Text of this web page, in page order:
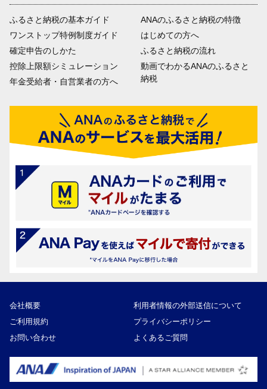
ふるさと納税の基本ガイド
ワンストップ特例制度ガイド
確定申告のしかた
控除上限額シミュレーション
年金受給者・自営業者の方へ
ANAのふるさと納税の特徴
はじめての方へ
ふるさと納税の流れ
動画でわかるANAのふるさと
納税
会社概要
利用者情報の外部送信について
ご利用規約
プライバシーポリシー
お問い合わせ
よくあるご質問